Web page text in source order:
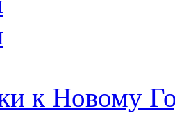
к Новому